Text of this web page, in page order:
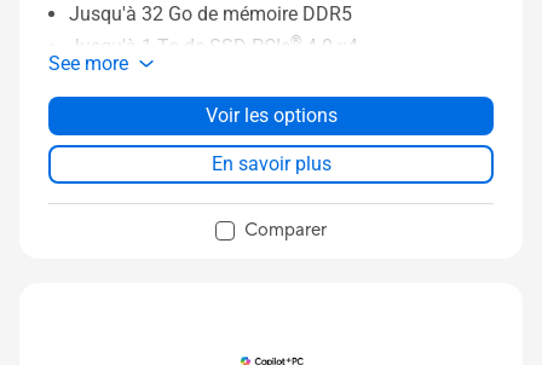
Jusqu'à 32 Go de mémoire DDR5
Jusqu'à 1 To de SSD PCIe
® 4.0 x4
Pavé tactile élargi avec Geste intelligent
Caméra IR FHD avec reconnaissance faciale
See more
Voir les options
En savoir plus
Comparer